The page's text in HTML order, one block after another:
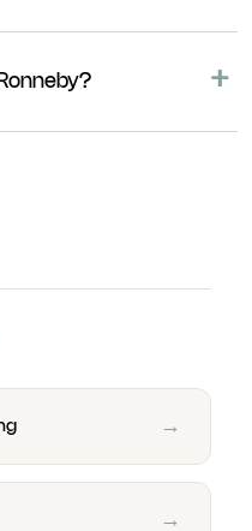
avkastning.
+
→
→